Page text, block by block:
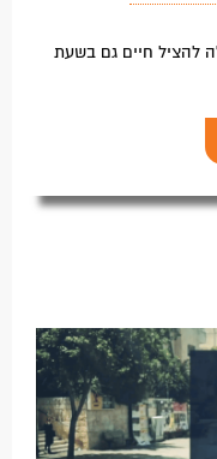
להציל חיים גם בשעת